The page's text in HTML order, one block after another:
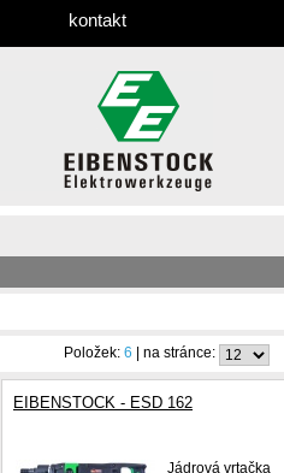
kontakt
Položek: 6 | na stránce:
EIBENSTOCK - ESD 162
Jádrová vrtačka